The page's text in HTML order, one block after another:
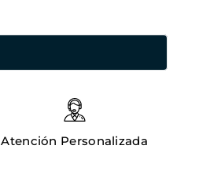
Atención Personalizada